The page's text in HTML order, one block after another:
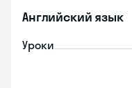
Английский язык
Уроки